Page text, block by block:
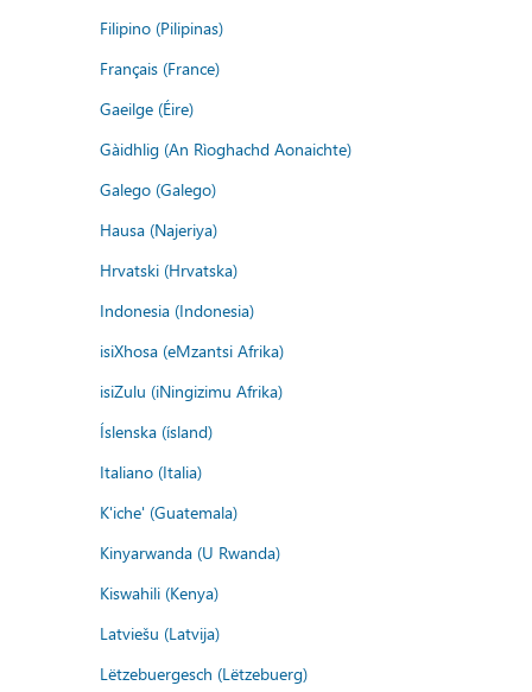
Filipino (Pilipinas)
Français (France)
Gaeilge (Éire)
Gàidhlig (An Rìoghachd Aonaichte)
Galego (Galego)
Hausa (Najeriya)
Hrvatski (Hrvatska)
Indonesia (Indonesia)
isiXhosa (eMzantsi Afrika)
isiZulu (iNingizimu Afrika)
Íslenska (ísland)
Italiano (Italia)
K'iche' (Guatemala)
Kinyarwanda (U Rwanda)
Kiswahili (Kenya)
Latviešu (Latvija)
Lëtzebuergesch (Lëtzebuerg)